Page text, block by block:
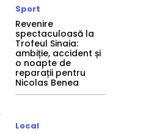
Sport
Revenire
spectaculoasă la
Trofeul Sinaia:
ambiție, accident și
o noapte de
reparații pentru
Nicolas Benea
Local